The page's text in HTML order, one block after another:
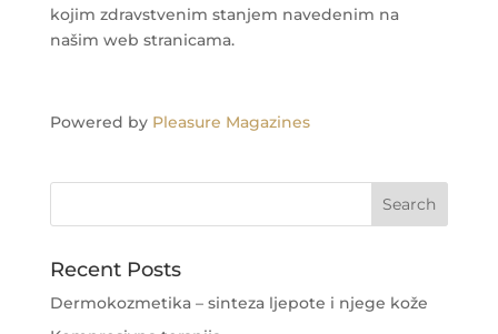
kojim zdravstvenim stanjem navedenim na
našim web stranicama.
Powered by Pleasure Magazines
Recent Posts
Dermokozmetika – sinteza ljepote i njege kože